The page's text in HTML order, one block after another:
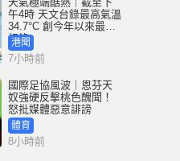
午4時 天文台錄最高氣溫
34.7°C 創今年以來最高
紀錄
港聞
7小時前
國際足協風波｜恩芬天
奴強硬反擊桃色醜聞！
怒批媒體惡意誹謗
體育
8小時前